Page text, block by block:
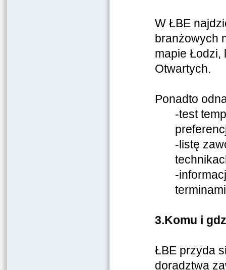
W ŁBE
branżowych
mapie Łodzi,
Otwartych.
Ponadto
-test
-listę
-
3.Komu i
ŁBE przyda
doradztwa